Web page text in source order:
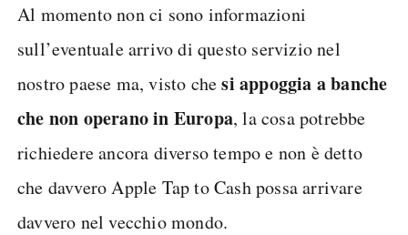
Al momento non ci sono informazioni
sull’eventuale arrivo di questo servizio nel
nostro paese ma, visto chesi appoggia a banche
che non operano in Europa, la cosa potrebbe
richiedere ancora diverso tempo e non è detto
che davvero Apple Tap to Cash possa arrivare
davvero nel vecchio mondo.